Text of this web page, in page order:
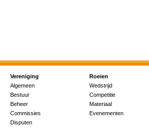
Vereniging
Algemeen
Bestuur
Beheer
Commissies
Disputen
Roeien
Wedstrijd
Competitie
Materiaal
Evenementen